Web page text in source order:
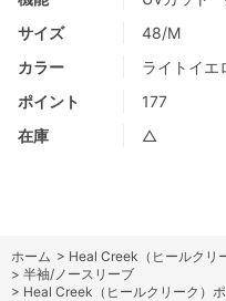
サイズ
48/M
カラー
ライトイエ
ポイント
177
在庫
△
ホーム > Heal Creek（ヒールクリ
> 半袖/ノースリーブ
> Heal Creek（ヒールクリーク）